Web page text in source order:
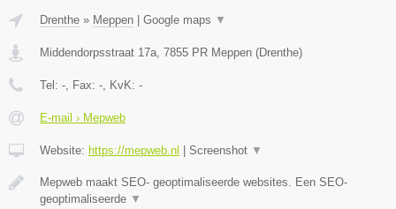
Drenthe » Meppen Google maps ▼
Middendorpsstraat 17a 7855 PR Meppen (Drenthe)
Tel: - , Fax: - , KvK: -
E-mail › Mepweb
Website: https://mepweb.nl Screenshot ▼
Mepweb maakt SEO- geoptimaliseerde websites. Een SEO-
geoptimaliseerde ▼